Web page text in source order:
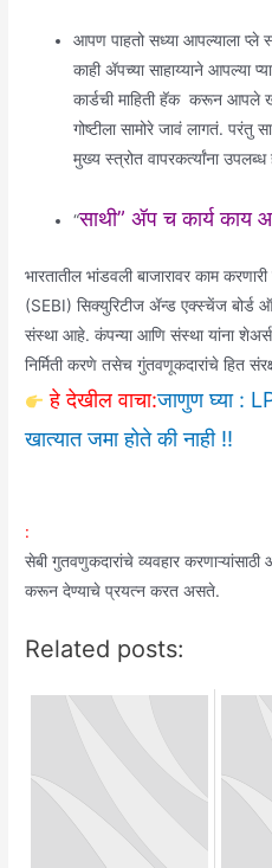
आपण पाहतो सध्या आपल्याला
काही ॲपच्या साहाय्याने आपल्या
कार्डची माहिती हॅक करून
गोष्टीला सामोरे जावं लागतं. परंतु
मुख्य स्त्रोत वापरकर्त्यांना
“साथी”ॲप च कार्य काय
भारतातील भांडवली बाजारावर काम
(SEBI) सिक्‍युरिटीज ॲन्ड एक्‍स्चेंज बोर्ड
संस्था आहे. कंपन्या आणि संस्था यांना शेअर्स-
निर्मिती करणे तसेच गुंतवणूकदारांचे हित
हे देखील वाचा:जाणुण घ्या :
खात्यात जमा होते की नाही !!
:
सेबी गुतवणुकदारांचे व्यवहार
करून देण्याचे प्रयत्न करत असते.
Related posts: